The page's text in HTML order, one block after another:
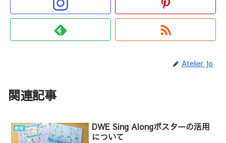
Atelier Jo
関連記事
教育
DWE Sing Alongポスターの活用
について